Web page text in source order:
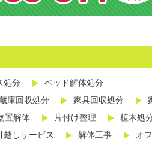
処分
ベッド解体処分
庫回収処分 家具回収処分
置解体 片付け整理
植木処
越しサービス 解体工事
オ